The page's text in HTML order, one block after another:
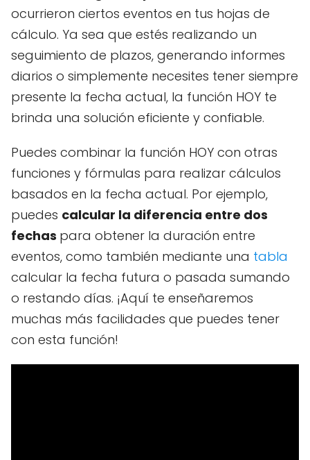
ocurrieron ciertos eventos en tus hojas de
cálculo. Ya sea que estés realizando un
seguimiento de plazos, generando informes
diarios o simplemente necesites tener siempre
presente la fecha actual, la función HOY te
brinda una solución eficiente y confiable.
Puedes combinar la función HOY con otras
funciones y fórmulas para realizar cálculos
basados en la fecha actual. Por ejemplo,
puedes calcular la diferencia entre dos
fechas para obtener la duración entre
eventos, como también mediante una tabla
calcular la fecha futura o pasada sumando
o restando días. ¡Aquí te enseñaremos
muchas más facilidades que puedes tener
con esta función!